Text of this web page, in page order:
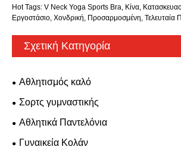
Hot Tags: V Neck Yoga Sports Bra, Κίνα,
Εργοστάσιο, Χονδρική, Προσαρμοσμένη,
Σχετική Κατηγορία
Αθλητισμός καλό
Σορτς γυμναστικής
Αθλητικά Παντελόνια
Γυναικεία Κολάν